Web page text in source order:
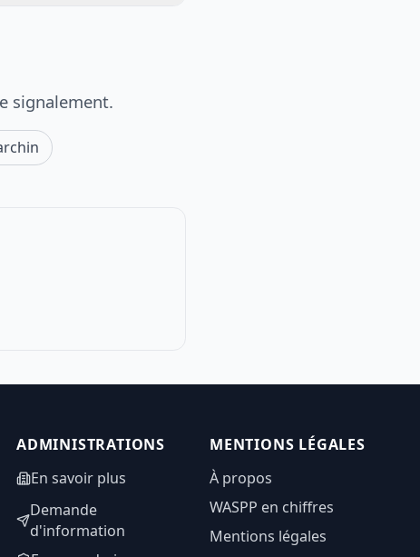
signalement.
ADMINISTRATIONS
En savoir plus
Demande
d'information
MENTIONS LÉGALES
À propos
WASPP en chiffres
Mentions légales